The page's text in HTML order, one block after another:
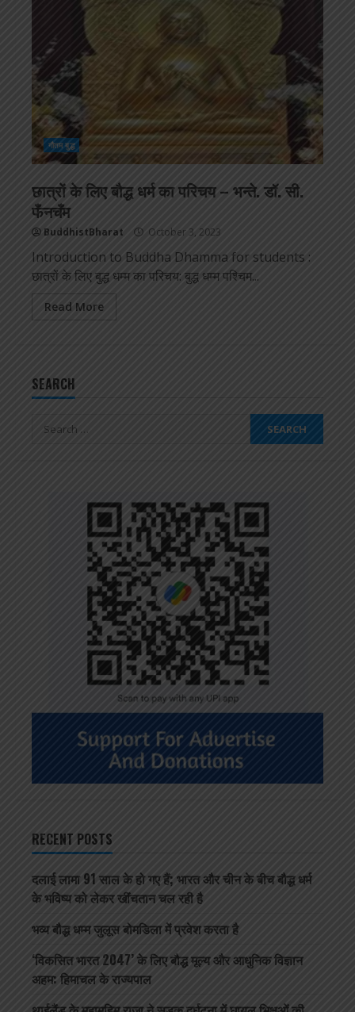
गौतम बुद्ध
छात्रों के लिए बौद्ध धर्म का परिचय – भन्ते. डॉ. सी.
फँनचँम
BuddhistBharat October 3, 2023
Introduction to Buddha Dhamma for students :
छात्रों के लिए बुद्ध धम्म का परिचय: बुद्ध धम्म पश्चिम...
Read More
SEARCH
Search
RECENT POSTS
दलाई लामा 91 साल के हो गए हैं; भारत और चीन के बीच बौद्ध धर्म
के भविष्य को लेकर खींचतान चल रही है
भव्य बौद्ध धम्म जुलूस बोमडिला में प्रवेश करता है
‘विकसित भारत 2047’ के लिए बौद्ध मूल्य और आधुनिक विज्ञान
अहम: हिमाचल के राज्यपाल